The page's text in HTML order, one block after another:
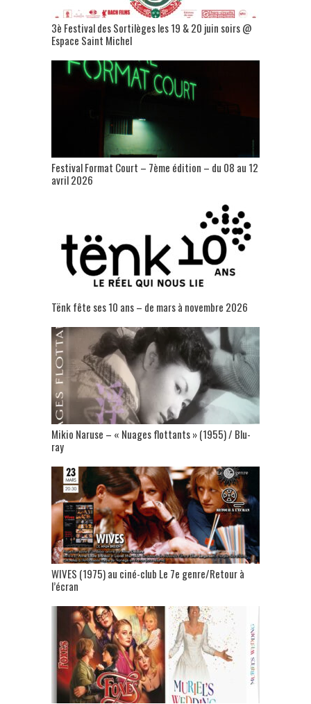
3è Festival des Sortilèges les 19 & 20 juin soirs @
Espace Saint Michel
Festival Format Court – 7ème édition – du 08 au 12
avril 2026
Tënk fête ses 10 ans – de mars à novembre 2026
Mikio Naruse – « Nuages flottants » (1955) / Blu-
ray
WIVES (1975) au ciné-club Le 7e genre/Retour à
l’écran